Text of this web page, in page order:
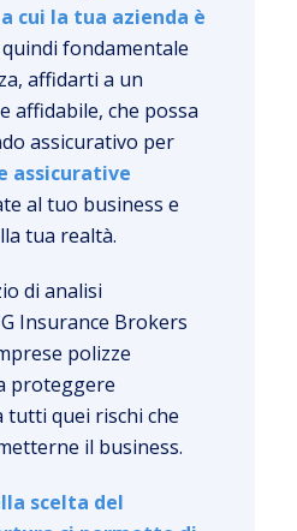
cui la tua azienda è
fondamentale
affidarti a un
affidabile, che possa
assicurativo per
assicurative
al tuo business e
tua realtà.
di analisi
Insurance Brokers
polizze
proteggere
tutti quei rischi che
il business.
scelta del